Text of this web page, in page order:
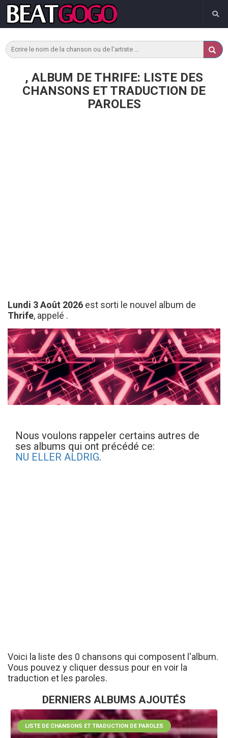
, ALBUM DE THRIFE: LISTE DES
CHANSONS ET TRADUCTION DE
PAROLES
Lundi 3 Août 2026 est sorti le nouvel album de
Thrife, appelé .
Nous voulons rappeler certains autres de
ses albums qui ont précédé ce:
NU ELLER ALDRIG.
Voici la liste des 0 chansons qui composent l'album.
Vous pouvez y cliquer dessus pour en voir la
traduction et les paroles.
DERNIERS ALBUMS AJOUTÉS
LISTE DE CHANSONS ET TRADUCTION DE PAROLES